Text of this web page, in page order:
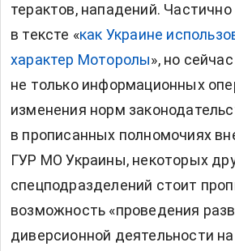
терактов, нападений.
в тексте «как Украине
характер Моторолы», но
не только информационных
изменения норм
в прописанных полномочиях
ГУР МО Украины, некоторых
спецподразделений стоит
возможность «проведения
диверсионной деятельности